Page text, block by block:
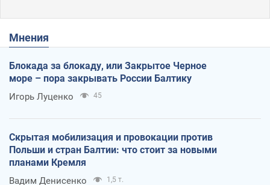
Мнения
Блокада за блокаду, или Закрытое Черное
море – пора закрывать России Балтику
Игорь Луценко 45
Скрытая мобилизация и провокации против
Польши и стран Балтии: что стоит за новыми
планами Кремля
Вадим Денисенко 1,5 т.